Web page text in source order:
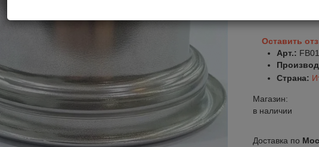
Оставить
Арт.:
Страна:
Магазин:
в наличии
Доставка по